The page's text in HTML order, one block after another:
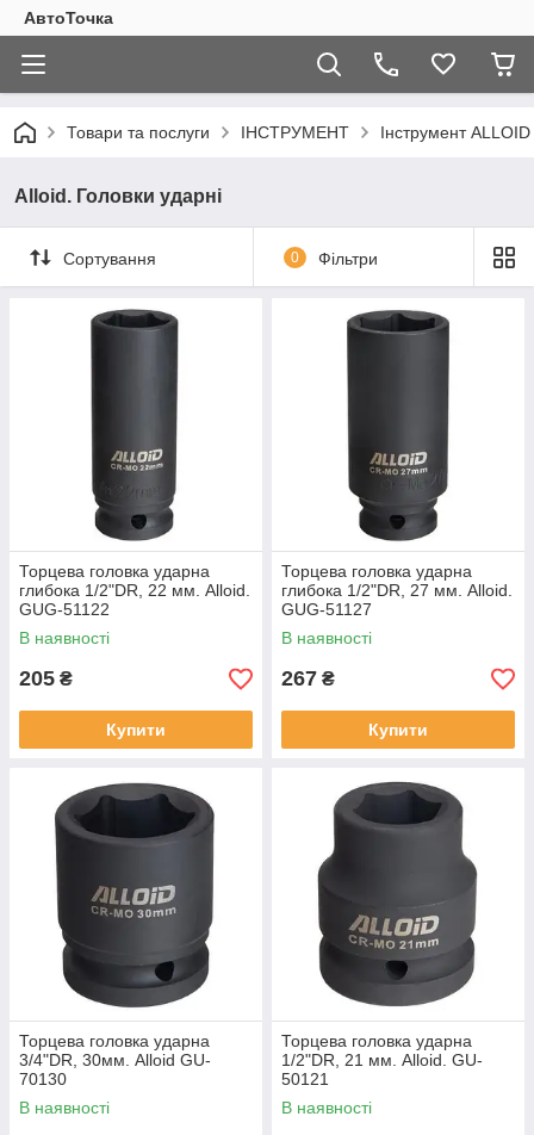
АвтоТочка
Товари та послуги ІНСТРУМЕНТ Інструмент ALLOID
Alloid. Головки ударні
Сортування 0 Фільтри
Торцева головка ударна
глибока 1/2"DR, 22 мм. Alloid.
GUG-51122
В наявності
205 ₴
Купити
Торцева головка ударна
глибока 1/2"DR, 27 мм. Alloid.
GUG-51127
В наявності
267 ₴
Купити
Торцева головка ударна
3/4"DR, 30мм. Alloid GU-
70130
В наявності
Торцева головка ударна
1/2"DR, 21 мм. Alloid. GU-
50121
В наявності